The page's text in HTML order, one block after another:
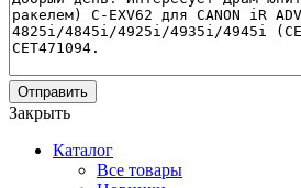
Отправить
Закрыть
Каталог
Все товары